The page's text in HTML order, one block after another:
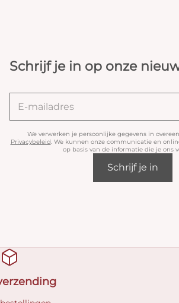
Schrijf je in op onze
We verwerken je persoonlijke gegevens in
Privacybeleid. We kunnen onze communicatie en
op basis van de informatie die je ons
Schrijf je in